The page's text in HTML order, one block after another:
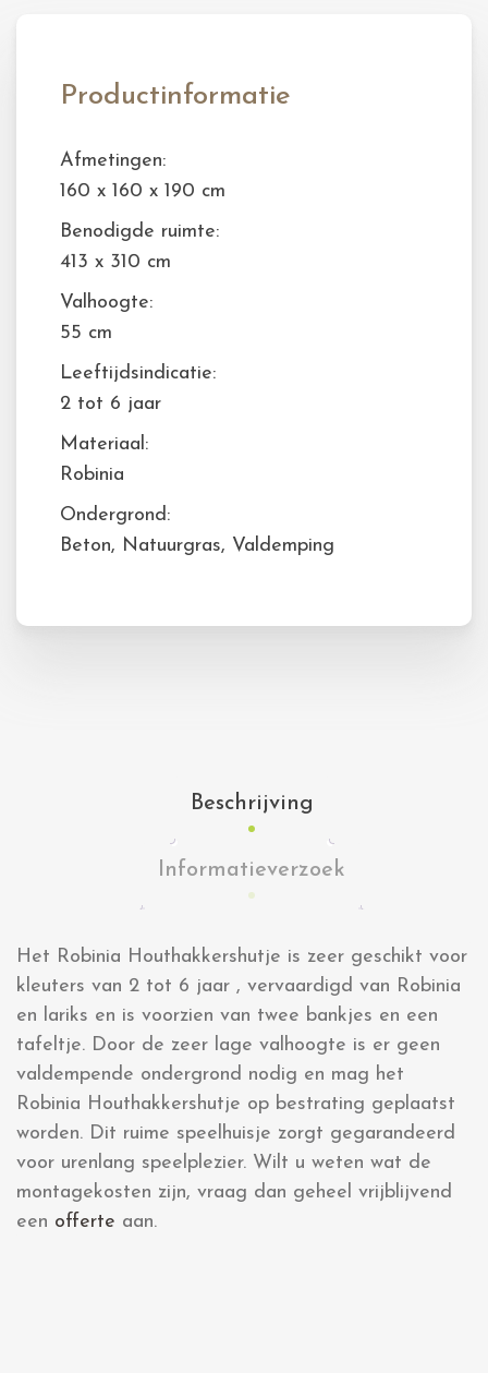
Productinformatie
Afmetingen:
160 x 160 x 190 cm
Benodigde ruimte:
413 x 310 cm
Valhoogte:
55 cm
Leeftijdsindicatie:
2 tot 6 jaar
Materiaal:
Robinia
Ondergrond:
Beton, Natuurgras, Valdemping
Beschrijving
Informatieverzoek
Het Robinia Houthakkershutje is zeer geschikt voor
kleuters van 2 tot 6 jaar , vervaardigd van Robinia
en lariks en is voorzien van twee bankjes en een
tafeltje. Door de zeer lage valhoogte is er geen
valdempende ondergrond nodig en mag het
Robinia Houthakkershutje op bestrating geplaatst
worden. Dit ruime speelhuisje zorgt gegarandeerd
voor urenlang speelplezier. Wilt u weten wat de
montagekosten zijn, vraag dan geheel vrijblijvend
een offerte aan.